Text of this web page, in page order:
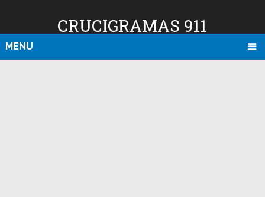
CRUCIGRAMAS 911
MENU